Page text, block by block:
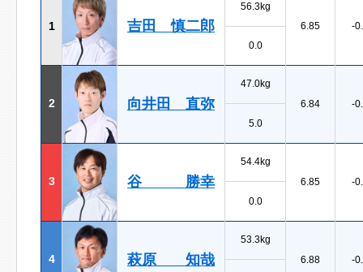
1 吉田 慎二郎
56.3kg
6.85
-
0.0
2 向井田 直弥
47.0kg
6.84
-
5.0
3 谷 勝幸
54.4kg
6.85
-
0.0
4 萩原 知哉
53.3kg
6.88
-